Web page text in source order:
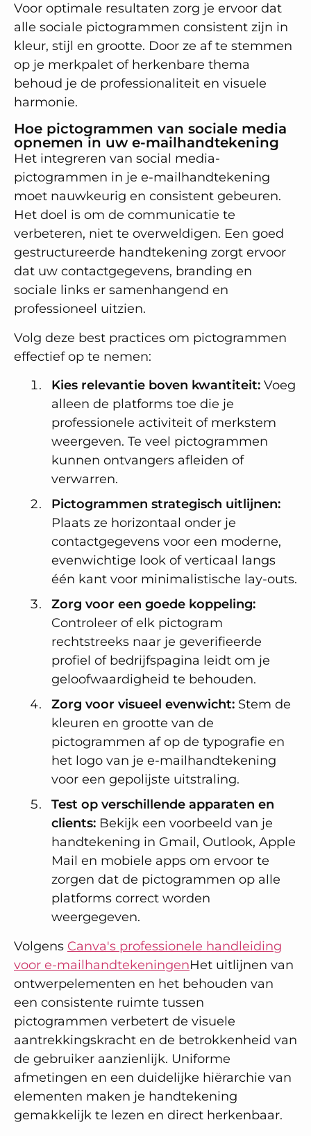
Voor optimale resultaten zorg je ervoor dat
alle sociale pictogrammen consistent zijn in
kleur, stijl en grootte. Door ze af te stemmen
op je merkpalet of herkenbare thema
behoud je de professionaliteit en visuele
harmonie.
Hoe pictogrammen van sociale media
opnemen in uw e-mailhandtekening
Het integreren van social media-
pictogrammen in je e-mailhandtekening
moet nauwkeurig en consistent gebeuren.
Het doel is om de communicatie te
verbeteren, niet te overweldigen. Een goed
gestructureerde handtekening zorgt ervoor
dat uw contactgegevens, branding en
sociale links er samenhangend en
professioneel uitzien.
Volg deze best practices om pictogrammen
effectief op te nemen:
Kies relevantie boven kwantiteit: Voeg
alleen de platforms toe die je
professionele activiteit of merkstem
weergeven. Te veel pictogrammen
kunnen ontvangers afleiden of
verwarren.
Pictogrammen strategisch uitlijnen:
Plaats ze horizontaal onder je
contactgegevens voor een moderne,
evenwichtige look of verticaal langs
één kant voor minimalistische lay-outs.
Zorg voor een goede koppeling:
Controleer of elk pictogram
rechtstreeks naar je geverifieerde
profiel of bedrijfspagina leidt om je
geloofwaardigheid te behouden.
Zorg voor visueel evenwicht: Stem de
kleuren en grootte van de
pictogrammen af op de typografie en
het logo van je e-mailhandtekening
voor een gepolijste uitstraling.
Test op verschillende apparaten en
clients: Bekijk een voorbeeld van je
handtekening in Gmail, Outlook, Apple
Mail en mobiele apps om ervoor te
zorgen dat de pictogrammen op alle
platforms correct worden
weergegeven.
Volgens Canva's professionele handleiding
voor e-mailhandtekeningenHet uitlijnen van
ontwerpelementen en het behouden van
een consistente ruimte tussen
pictogrammen verbetert de visuele
aantrekkingskracht en de betrokkenheid van
de gebruiker aanzienlijk. Uniforme
afmetingen en een duidelijke hiërarchie van
elementen maken je handtekening
gemakkelijk te lezen en direct herkenbaar.